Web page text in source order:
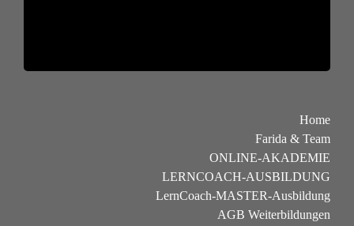
Home
Farida & Team
ONLINE-AKADEMIE
LERNCOACH-AUSBILDUNG
LernCoach-MASTER-Ausbildung
AGB Weiterbildungen